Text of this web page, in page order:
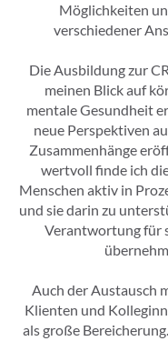
Möglichkeiten
verschiedener
Die Ausbildung zur
meinen Blick auf
mentale Gesundheit
neue Perspektiven
Zusammenhänge
wertvoll finde ich
Menschen aktiv in
und sie darin zu
Verantwortung für
Auch der Austausch
Klienten und
als große